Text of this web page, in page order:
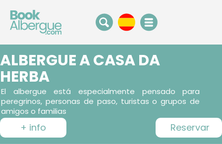
ALBERGUE A CASA DA
HERBA
El albergue está especialmente pensado para
peregrinos, personas de paso, turistas o grupos de
amigos o familias
+ info Reservar